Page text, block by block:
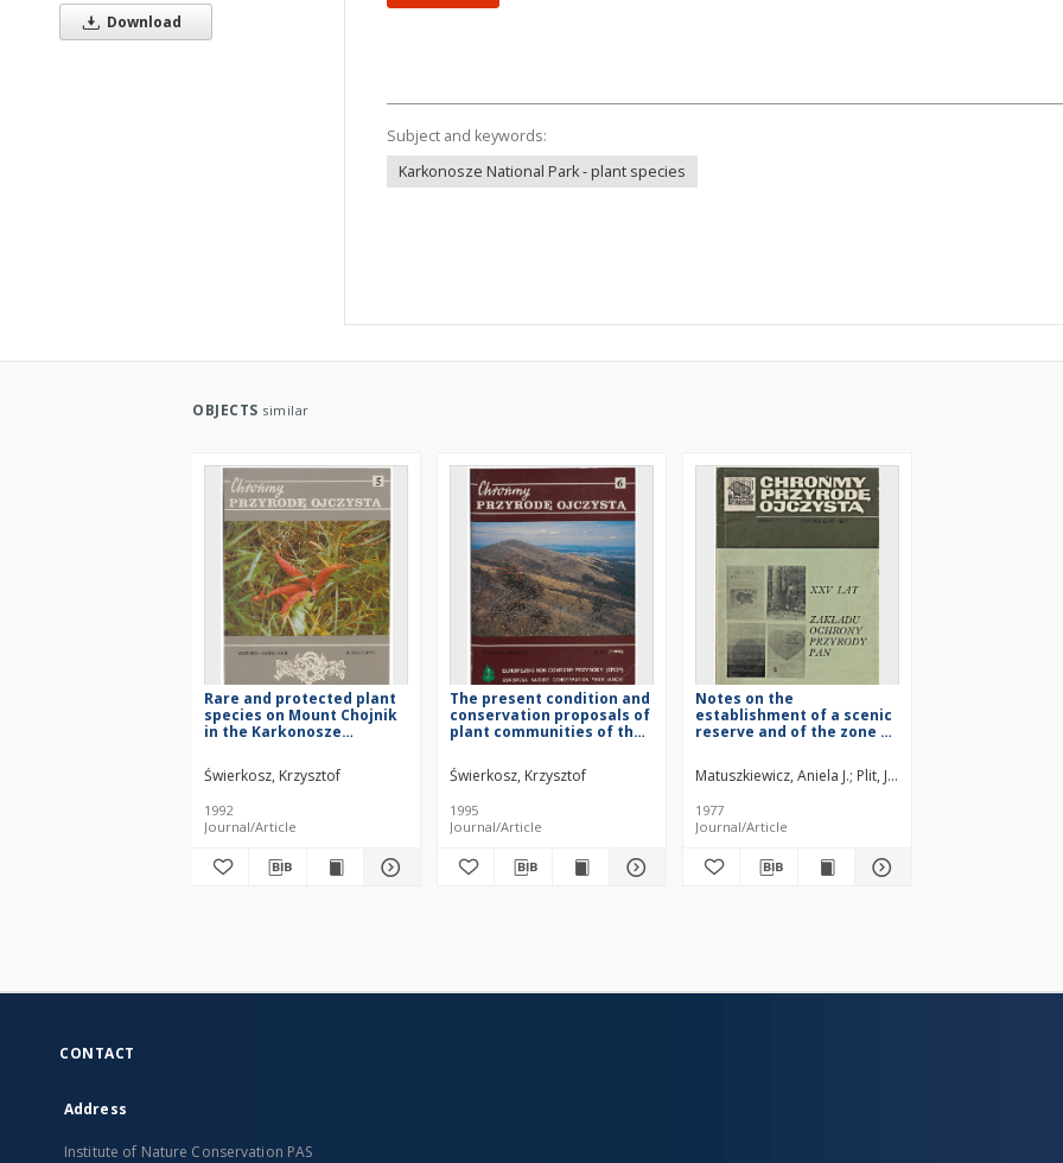
Download
Subject and keywords:
Karkonosze National Park - plant species
OBJECTS similar
Rare and protected plant
species on Mount Chojnik
in the Karkonosze
Świerkosz, Krzysztof
1992
Journal/Article
The present condition and
conservation proposals of
plant communities of the
the subalpine forest in the
Karkonosze National Park
Świerkosz, Krzysztof
1995
Journal/Article
Notes on the
establishment of a scenic
reserve and of the zone of
the lower Narew river
valley
Matuszkiewicz, Aniela J. Plit, Joanna
1977
Journal/Article
CONTACT
Address
Institute of Nature Conservation PAS